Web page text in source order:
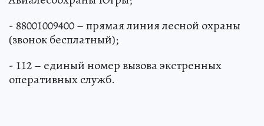
- 88001009400 – прямая линия лесной охраны
(звонок бесплатный);
- 112 – единый номер вызова экстренных
оперативных служб.